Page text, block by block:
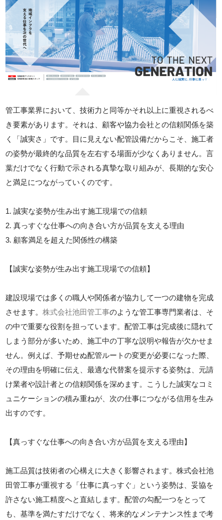
管工事業界において、技術力と同等かそれ以上に重視されるべ
き要素があります。それは、顧客や協力会社との信頼関係を築
く「誠実さ」です。目に見えない配管設備だからこそ、施工者
の姿勢が最終的な品質を左右する場面が少なくありません。言
葉だけでなく行動で示される真摯な取り組みが、長期的な安心
と満足につながっていくのです。
1. 誠実な姿勢が生み出す施工現場での信頼
2. 真っすぐな仕事への向き合い方が品質を支える理由
3. 顧客満足を超えた関係性の構築
【誠実な姿勢が生み出す施工現場での信頼】
建設現場では多くの職人や関係者が協力して一つの建物を完成
させます。株式会社池田管工事のような管工事専門業者は、そ
の中で重要な役割を担っています。配管工事は完成後に隠れて
しまう部分が多いため、施工中の丁寧な説明や報告が欠かせま
せん。例えば、予期せぬ配管ルートの変更が必要になった際、
その理由を明確に伝え、最適な代替案を提示する姿勢は、元請
け業者や設計者との信頼関係を深めます。こうした誠実なコミ
ュニケーションの積み重ねが、次の仕事につながる信用を生み
出すのです。
【真っすぐな仕事への向き合い方が品質を支える理由】
施工品質は技術者の心構えに大きく影響されます。株式会社池
田管工事が重視する「仕事に真っすぐ」という姿勢は、妥協を
許さない施工精度へと直結します。配管の勾配一つをとって
も、基準を満たすだけでなく、将来的なメンテナンス性まで考